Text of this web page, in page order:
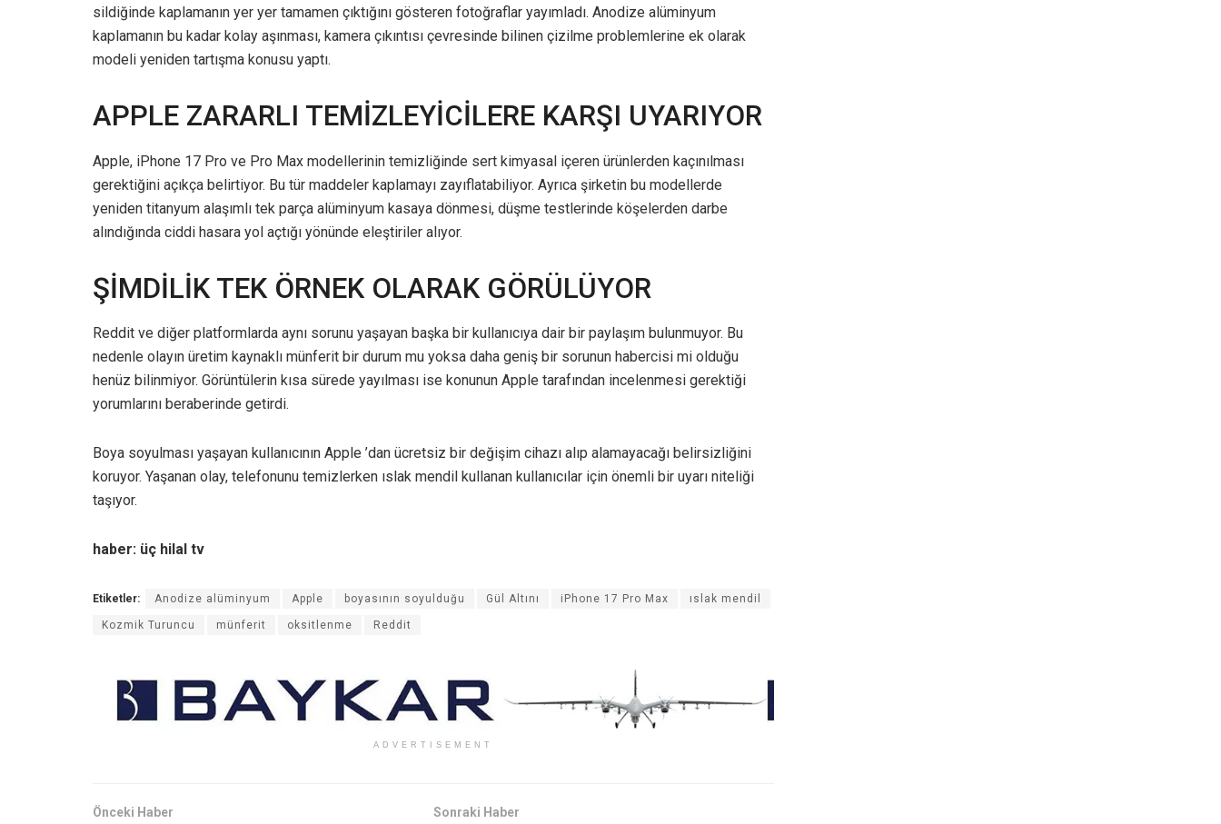
sildiğinde kaplamanın yer yer tamamen çıktığını gösteren fotoğraflar yayımladı. Anodize alüminyum
kaplamanın bu kadar kolay aşınması, kamera çıkıntısı çevresinde bilinen çizilme problemlerine ek olarak
modeli yeniden tartışma konusu yaptı.
APPLE ZARARLI TEMİZLEYİCİLERE KARŞI UYARIYOR
Apple, iPhone 17 Pro ve Pro Max modellerinin temizliğinde sert kimyasal içeren ürünlerden kaçınılması
gerektiğini açıkça belirtiyor. Bu tür maddeler kaplamayı zayıflatabiliyor. Ayrıca şirketin bu modellerde
yeniden titanyum alaşımlı tek parça alüminyum kasaya dönmesi, düşme testlerinde köşelerden darbe
alındığında ciddi hasara yol açtığı yönünde eleştiriler alıyor.
ŞİMDİLİK TEK ÖRNEK OLARAK GÖRÜLÜYOR
Reddit ve diğer platformlarda aynı sorunu yaşayan başka bir kullanıcıya dair bir paylaşım bulunmuyor. Bu
nedenle olayın üretim kaynaklı münferit bir durum mu yoksa daha geniş bir sorunun habercisi mi olduğu
henüz bilinmiyor. Görüntülerin kısa sürede yayılması ise konunun Apple tarafından incelenmesi gerektiği
yorumlarını beraberinde getirdi.
Boya soyulması yaşayan kullanıcının Apple ’dan ücretsiz bir değişim cihazı alıp alamayacağı belirsizliğini
koruyor. Yaşanan olay, telefonunu temizlerken ıslak mendil kullanan kullanıcılar için önemli bir uyarı niteliği
taşıyor.
haber: üç hilal tv
Etiketler: Anodize alüminyum Apple boyasının soyulduğu Gül Altını iPhone 17 Pro Max ıslak mendil
Kozmik Turuncu münferit oksitlenme Reddit
ADVERTISEMENT
Önceki Haber Sonraki Haber